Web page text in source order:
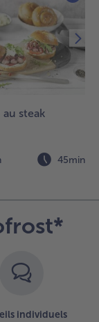
steak
45min
individuels